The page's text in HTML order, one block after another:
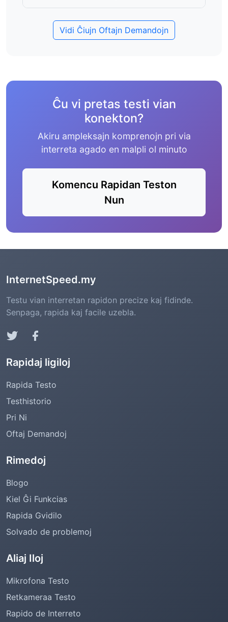
Vidi Ĉiujn Oftajn Demandojn
Ĉu vi pretas testi vian
konekton?
Akiru ampleksajn komprenojn pri via
interreta agado en malpli ol minuto
Komencu Rapidan Teston
Nun
InternetSpeed.my
Testu vian interretan rapidon precize kaj fidinde.
Senpaga, rapida kaj facile uzebla.
Rapidaj ligiloj
Rapida Testo
Testhistorio
Pri Ni
Oftaj Demandoj
Rimedoj
Blogo
Kiel Ĝi Funkcias
Rapida Gvidilo
Solvado de problemoj
Aliaj Iloj
Mikrofona Testo
Retkameraa Testo
Rapido de Interreto